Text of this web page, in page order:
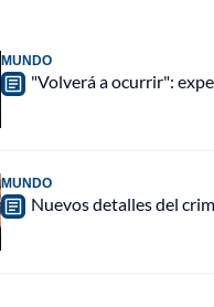
MUNDO
"Volverá a ocurrir":
MUNDO
Nuevos detalles del